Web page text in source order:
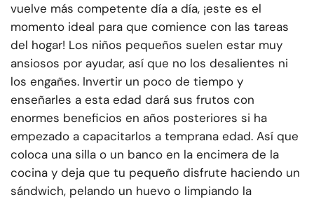
vuelve más competente día a día, ¡este es el
momento ideal para que comience con las tareas
del hogar! Los niños pequeños suelen estar muy
ansiosos por ayudar, así que no los desalientes ni
los engañes. Invertir un poco de tiempo y
enseñarles a esta edad dará sus frutos con
enormes beneficios en años posteriores si ha
empezado a capacitarlos a temprana edad. Así que
coloca una silla o un banco en la encimera de la
cocina y deja que tu pequeño disfrute haciendo un
sándwich, pelando un huevo o limpiando la